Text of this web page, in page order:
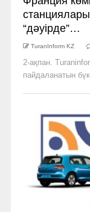
“дәуірде”…
TuranInform KZ
2-ақпан.
пайдаланатын